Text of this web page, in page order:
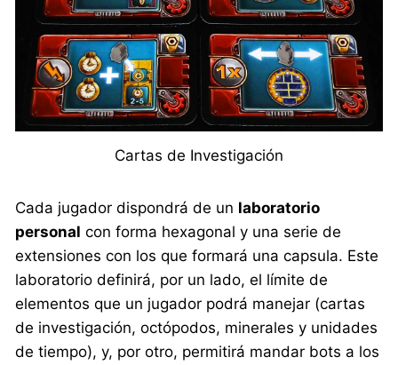
Cartas de Investigación
Cada jugador dispondrá de un laboratorio
personal con forma hexagonal y una serie de
extensiones con los que formará una capsula. Este
laboratorio definirá, por un lado, el límite de
elementos que un jugador podrá manejar (cartas
de investigación, octópodos, minerales y unidades
de tiempo), y, por otro, permitirá mandar bots a los